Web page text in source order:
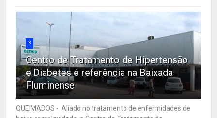
3
Centro de Tratamento de Hipertensão
e Diabetes é referência na Baixada
Fluminense
QUEIMADOS - Aliado no tratamento de enfermidades de